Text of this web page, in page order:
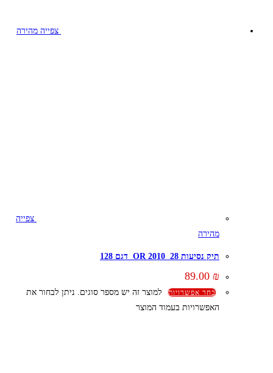
צפייה מהירה
צפייה
מהירה
תיק נסיעות 28 OR 2010 דגם 128
89.00 ₪
בחר אפשרויות
למוצר זה יש מספר סוגים. ניתן לבחור את
האפשרויות בעמוד המוצר